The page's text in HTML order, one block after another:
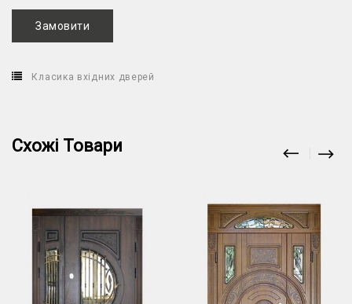
Замовити
Класика вхідних дверей
Схожі Товари